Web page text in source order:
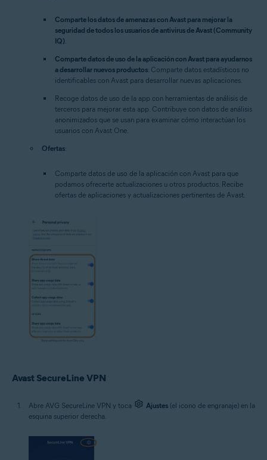
Comparte los datos de amenazas con Avast para mejorar la
seguridad de todos los usuarios de antivirus de Avast (Community
IQ)
Comparte datos de uso de la aplicación con Avast para ayudarnos
a desarrollar nuevos productos: Comparte datos estadísticos no
identificables con Avast para desarrollar nuevas aplicaciones.
Recoge datos de uso de la app con herramientas de análisis de
terceros para mejorar esta app. Contribuye con datos de análisis
anonimizados que se usan para examinar cómo interactúan los
usuarios con Avast One.
Ofertas:
Comparte datos de uso de la aplicación con Avast para que
podamos ofrecerte actualizaciones u otros productos. Recibe
ofertas de aplicaciones y actualizaciones pertinentes de Avast.
Avast SecureLine VPN
Abre AVG SecureLine VPN y toca Ajustes (el icono de engranaje) en la
esquina superior derecha.